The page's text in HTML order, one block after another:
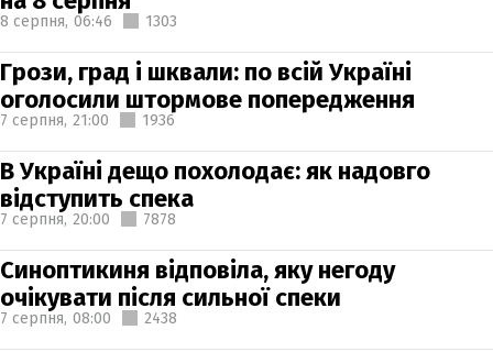
8 серпня, 06:46 1303
Грози, град і шквали: по всій Україні
оголосили штормове попередження
7 серпня, 21:00 1936
В Україні дещо похолодає: як надовго
відступить спека
7 серпня, 20:00 7878
Синоптикиня відповіла, яку негоду
очікувати після сильної спеки
7 серпня, 08:00 2438